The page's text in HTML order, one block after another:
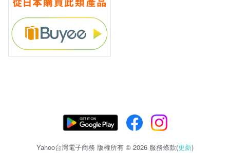
Yahoo台灣電子商務 版權所有 © 2026 服務條款(更新)